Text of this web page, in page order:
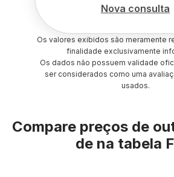
Nova consulta
Os valores exibidos são meramente
finalidade exclusivamente
Os dados não possuem validade
ser considerados como uma
usados.
Compare preços de
de na tabela